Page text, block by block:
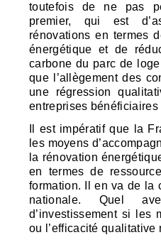
toutefois de ne pas
premier, qui est
rénovations en termes
énergétique et de
carbone du parc de
que l’allègement des
une régression
entreprises bénéficiaires
Il est impératif que la
les moyens
la rénovation
en termes de
formation. Il en va de la
nationale. Quel
d’investissement si les
ou l’efficacité qualitative